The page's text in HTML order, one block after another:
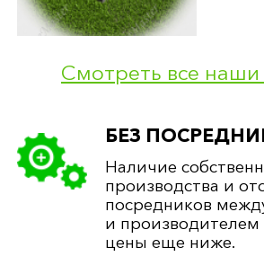
ПОДСТАВКА:700*200*150
ЦВЕТНИК:1200*80*80/
62 000 руб.
Смотреть все
БЕЗ
Наличие
производства и
посредников
и
цены еще ниже.